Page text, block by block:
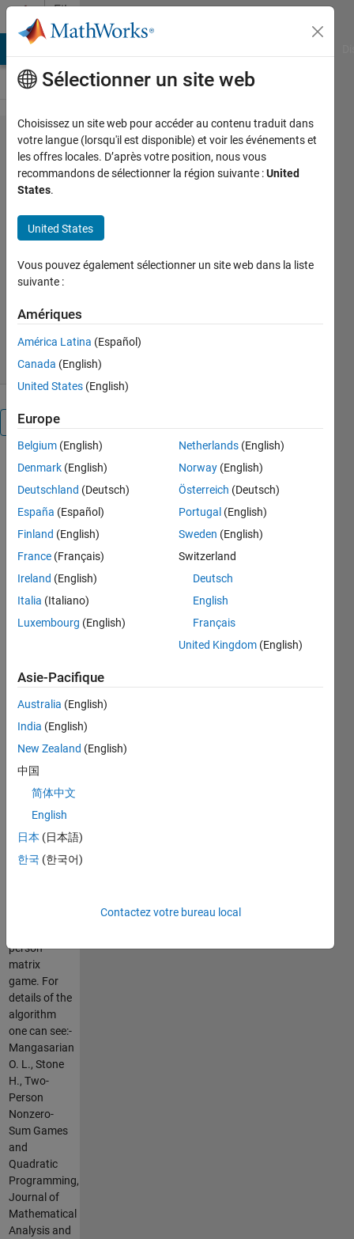
Passer au contenu
File
Exchange
Bimatrix
Game
The bimat.m solves a bimatrix
game represented by two
Bapi Chatterjee
2,6K téléchargements
4,00/5 (2) 9 déc. 2008
Présentation
The code is
written to
mixed Nash
equilibrium
apart from
all pure
Nash
equilibria in
matrix
game. It is
the
algorithm
presented by
Mangasarian
in 1964. It
uses
quadprog to
solve a
person
matrix
game. For
details of the
algorithm
one can see:-
Mangasarian
O. L., Stone
H., Two-
Person
Nonzero-
Sum Games
and
Quadratic
Programming,
Journal of
Mathematical
Analysis and
Sélectionner un site web
Choisissez un site web pour accéder au contenu traduit dans
votre langue (lorsqu'il est disponible) et voir les événements et
les offres locales. D’après votre position, nous vous
recommandons de sélectionner la région suivante :United
States.
United States
Vous pouvez également sélectionner un site web dans la liste
suivante :
Amériques
América Latina (Español)
Canada (English)
United States (English)
Europe
Belgium (English)
Denmark (English)
Deutschland (Deutsch)
España (Español)
Finland (English)
France (Français)
Ireland (English)
Italia (Italiano)
Luxembourg (English)
Netherlands (English)
Norway (English)
Österreich (Deutsch)
Portugal (English)
Sweden (English)
Switzerland
Deutsch
English
Français
United Kingdom (English)
Asie-Pacifique
Australia (English)
India (English)
New Zealand (English)
中国
简体中文
English
日本 (日本語)
한국 (한국어)
Contactez votre bureau local